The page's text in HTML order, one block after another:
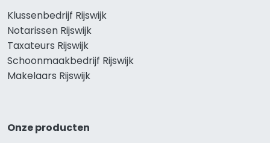
Klussenbedrijf Rijswijk
Notarissen Rijswijk
Taxateurs Rijswijk
Schoonmaakbedrijf Rijswijk
Makelaars Rijswijk
Onze producten